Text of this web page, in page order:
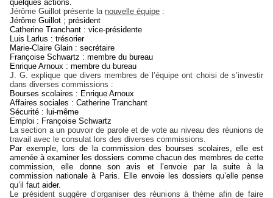
quelques actions.
Jérôme Guillot présente la nouvelle équipe :
Jérôme Guillot ; président
Catherine Tranchant : vice-présidente
Luis Larlus : trésorier
Marie-Claire Glain : secrétaire
Françoise Schwartz : membre du bureau
Enrique Arnoux : membre du bureau
J. G. explique que divers membres de l’équipe ont choisi de s’investir
dans diverses commissions :
Bourses scolaires : Enrique Arnoux
Affaires sociales : Catherine Tranchant
Sécurité : lui-même
Emploi : Françoise Schwartz
La section a un pouvoir de parole et de vote au niveau des réunions de
travail avec le consulat lors des diverses commissions.
Par exemple, lors de la commission des bourses scolaires, elle est
amenée à examiner les dossiers comme chacun des membres de cette
commission, elle donne son avis et l’envoie par la suite à la
commission nationale à Paris. Elle envoie les dossiers qu’elle pense
qu’il faut aider.
Le président suggère d’organiser des réunions à thème afin de faire